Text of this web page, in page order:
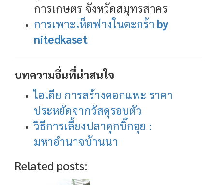
การเกษตร จังหวัดสมุทรสาคร
การเพาะเห็ดฟางในตะกร้า by
nitedkaset
บทความอื่นที่น่าสนใจ
ไอเดีย การสร้างคอกแพะ ราคา
ประหยัดจากวัสดุรอบตัว
วิธีการเลี้ยงปลาดุกบิ๊กอุย :
มหาอำนาจบ้านนา
Related posts: